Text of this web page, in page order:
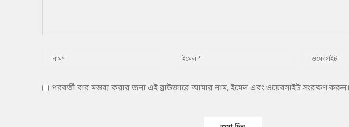
পরবর্তী বার মন্তব্য করার জন্য এই ব্রাউজারে আমার নাম, ইমেল এবং ওয়েবসাইট সংরক্ষণ করুন।